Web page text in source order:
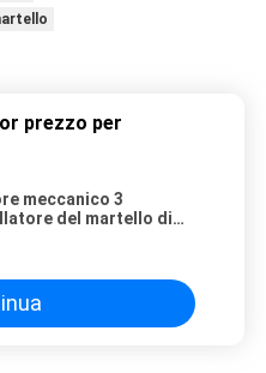
prezzo per
meccanico 3
del martello di